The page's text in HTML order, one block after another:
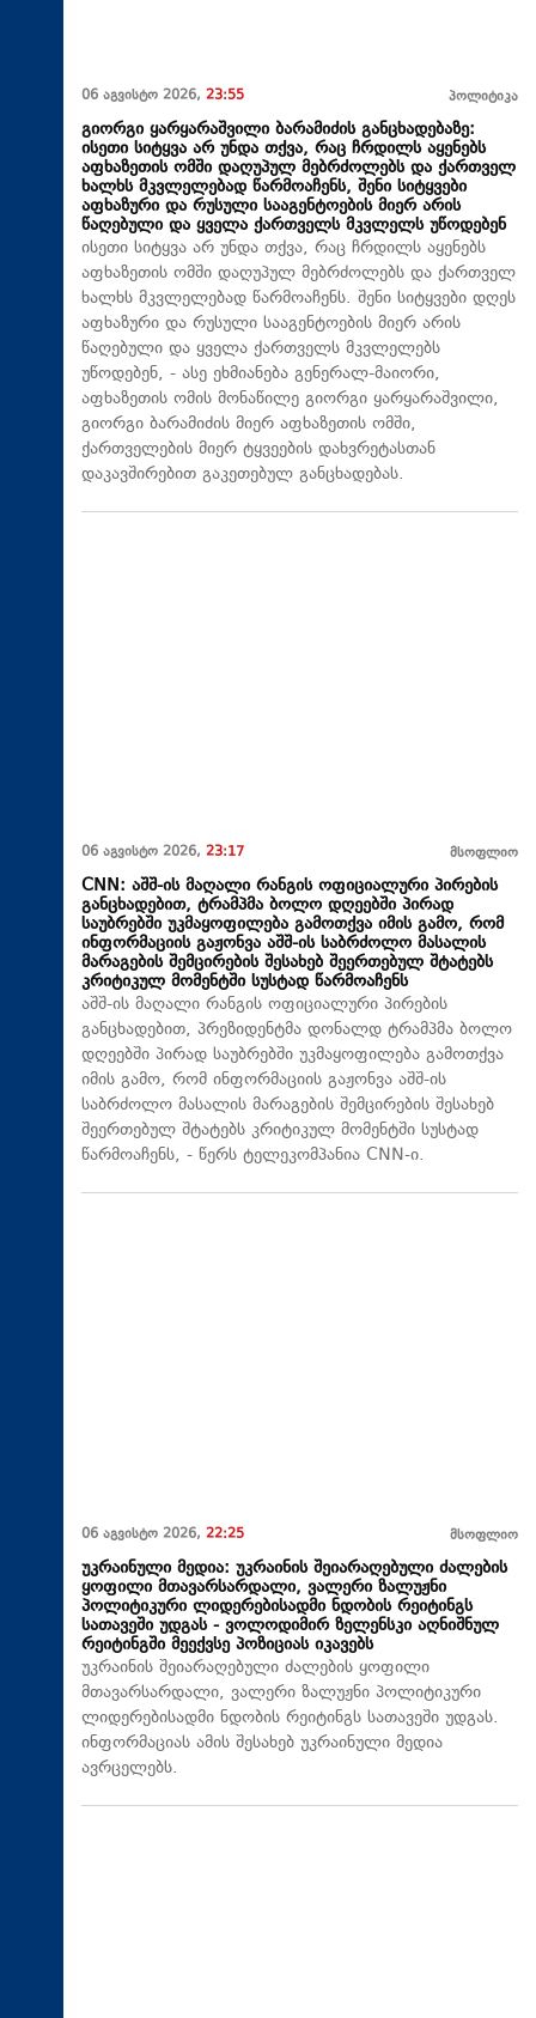
06 აგვისტო 2026, 23:55 პოლიტიკა
გიორგი ყარყარაშვილი ბარამიძის განცხადებაზე:
ისეთი სიტყვა არ უნდა თქვა, რაც ჩრდილს აყენებს
აფხაზეთის ომში დაღუპულ მებრძოლებს და ქართველ
ხალხს მკვლელებად წარმოაჩენს, შენი სიტყვები
აფხაზური და რუსული სააგენტოების მიერ არის
წაღებული და ყველა ქართველს მკვლელს უწოდებენ
ისეთი სიტყვა არ უნდა თქვა, რაც ჩრდილს აყენებს
აფხაზეთის ომში დაღუპულ მებრძოლებს და ქართველ
ხალხს მკვლელებად წარმოაჩენს. შენი სიტყვები დღეს
აფხაზური და რუსული სააგენტოების მიერ არის
წაღებული და ყველა ქართველს მკვლელებს
უწოდებენ, - ასე ეხმიანება გენერალ-მაიორი,
აფხაზეთის ომის მონაწილე გიორგი ყარყარაშვილი,
გიორგი ბარამიძის მიერ აფხაზეთის ომში,
ქართველების მიერ ტყვეების დახვრეტასთან
დაკავშირებით გაკეთებულ განცხადებას.
06 აგვისტო 2026, 23:17 მსოფლიო
CNN: აშშ-ის მაღალი რანგის ოფიციალური პირების
განცხადებით, ტრამპმა ბოლო დღეებში პირად
საუბრებში უკმაყოფილება გამოთქვა იმის გამო, რომ
ინფორმაციის გაჟონვა აშშ-ის საბრძოლო მასალის
მარაგების შემცირების შესახებ შეერთებულ შტატებს
კრიტიკულ მომენტში სუსტად წარმოაჩენს
აშშ-ის მაღალი რანგის ოფიციალური პირების
განცხადებით, პრეზიდენტმა დონალდ ტრამპმა ბოლო
დღეებში პირად საუბრებში უკმაყოფილება გამოთქვა
იმის გამო, რომ ინფორმაციის გაჟონვა აშშ-ის
საბრძოლო მასალის მარაგების შემცირების შესახებ
შეერთებულ შტატებს კრიტიკულ მომენტში სუსტად
წარმოაჩენს, - წერს ტელეკომპანია CNN-ი.
06 აგვისტო 2026, 22:25 მსოფლიო
უკრაინული მედია: უკრაინის შეიარაღებული ძალების
ყოფილი მთავარსარდალი, ვალერი ზალუჟნი
პოლიტიკური ლიდერებისადმი ნდობის რეიტინგს
სათავეში უდგას - ვოლოდიმირ ზელენსკი აღნიშნულ
რეიტინგში მეექვსე პოზიციას იკავებს
უკრაინის შეიარაღებული ძალების ყოფილი
მთავარსარდალი, ვალერი ზალუჟნი პოლიტიკური
ლიდერებისადმი ნდობის რეიტინგს სათავეში უდგას.
ინფორმაციას ამის შესახებ უკრაინული მედია
ავრცელებს.